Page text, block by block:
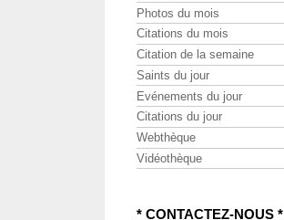
Photos du mois
Citations du mois
Citation de la semaine
Saints du jour
Evénements du jour
Citations du jour
Webthèque
Vidéothèque
* CONTACTEZ-NOUS *